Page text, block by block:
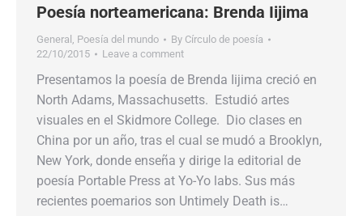
Poesía norteamericana: Brenda Iijima
General , Poesía del mundo By Círculo de poesía
22/10/2015
Leave a comment
Presentamos la poesía de Brenda Iijima creció en
North Adams, Massachusetts. Estudió artes
visuales en el Skidmore College. Dio clases en
China por un año, tras el cual se mudó a Brooklyn,
New York, donde enseña y dirige la editorial de
poesía Portable Press at Yo-Yo labs. Sus más
recientes poemarios son Untimely Death is…